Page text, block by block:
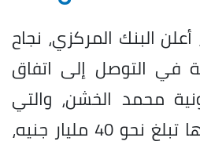
البنك المركزي، نجاح
في التوصل إلى اتفاق
محمد الخشن، والتي
أشارت تقارير إلى أنها تبلغ نحو 40 مليار جنيه،